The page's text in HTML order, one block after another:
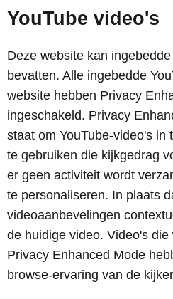
YouTube video's
Deze website kan
bevatten. Alle ingebedde
website hebben Privacy
ingeschakeld. Privacy
staat om YouTube-video's in
te gebruiken die kijkgedrag
er geen activiteit wordt
te personaliseren. In plaats
videoaanbevelingen
de huidige video. Video's
Privacy Enhanced Mode
browse-ervaring van de